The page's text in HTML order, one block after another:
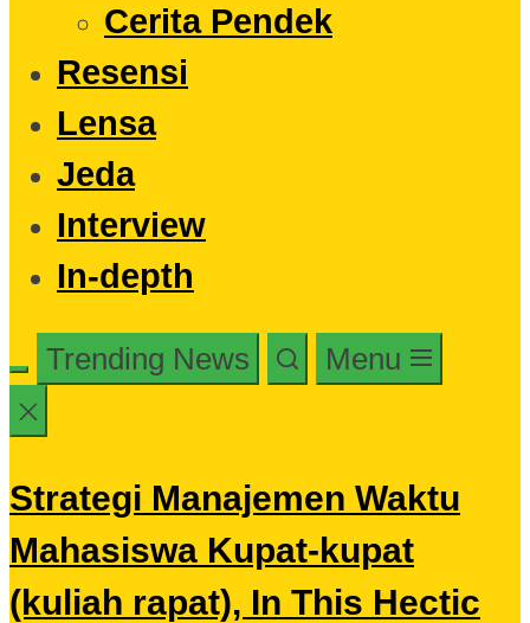
Cerita Pendek
Resensi
Lensa
Jeda
Interview
In-depth
Trending News Menu
Strategi Manajemen Waktu
Mahasiswa Kupat-kupat
(kuliah rapat), In This Hectic